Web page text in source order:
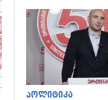
პოლიტიკა